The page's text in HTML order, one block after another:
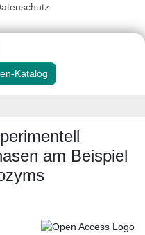
Katalog
am Beispiel